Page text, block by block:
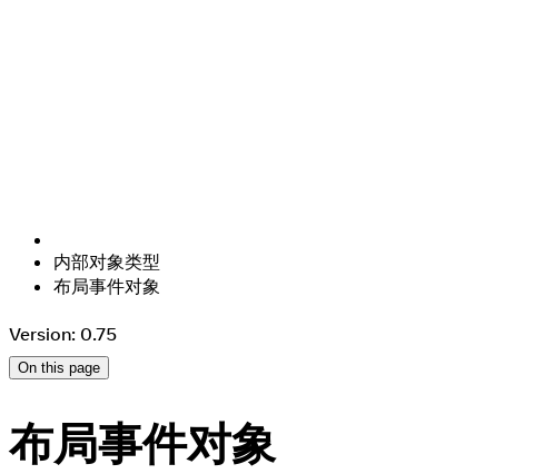
内部对象类型
布局事件对象
Version: 0.75
On this page
布局事件对象